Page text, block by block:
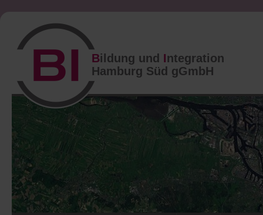
Bildung und Integration
Hamburg Süd gGmbH